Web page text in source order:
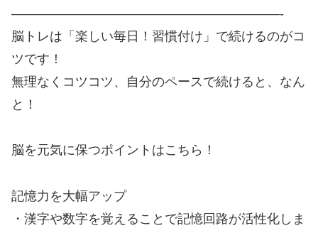
—————————————————————-
脳トレは「楽しい毎日！習慣付け」で続けるのがコ
ツです！
無理なくコツコツ、自分のペースで続けると、なん
と！
脳を元気に保つポイントはこちら！
記憶力を大幅アップ
・漢字や数字を覚えることで記憶回路が活性化しま